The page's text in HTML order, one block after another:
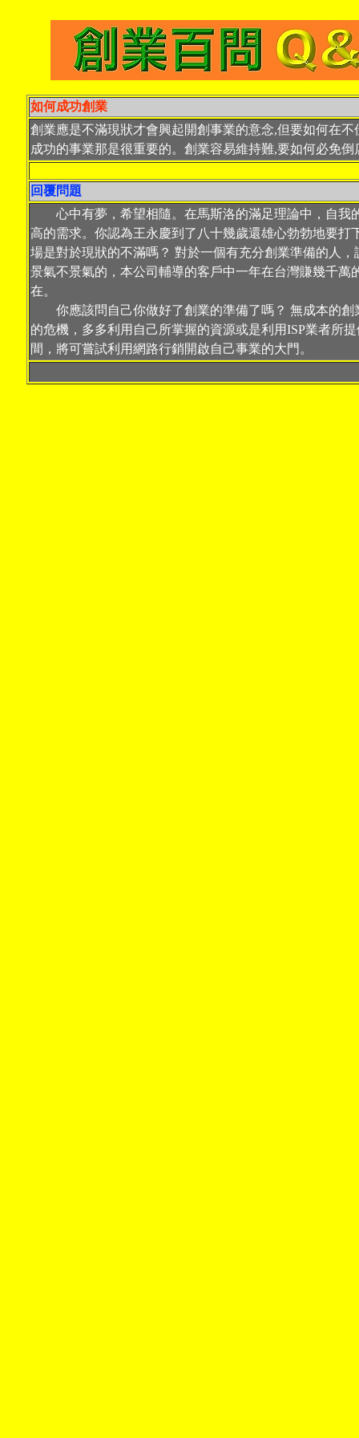
如何成功創業
創業應是不滿現狀才會興起開創事業的意念,但要如何在不
成功的事業那是很重要的。創業容易維持難,要如何必免倒
回覆問題
心中有夢，希望相隨。在馬斯洛的滿足理論中，自我
高的需求。你認為王永慶到了八十幾歲還雄心勃勃地要打
場是對於現狀的不滿嗎？ 對於一個有充分創業準備的人，
景氣不景氣的，本公司輔導的客戶中一年在台灣賺幾千萬
在。
你應該問自己你做好了創業的準備了嗎？ 無成本的創
的危機，多多利用自己所掌握的資源或是利用ISP業者所
間，將可嘗試利用網路行銷開啟自己事業的大門。